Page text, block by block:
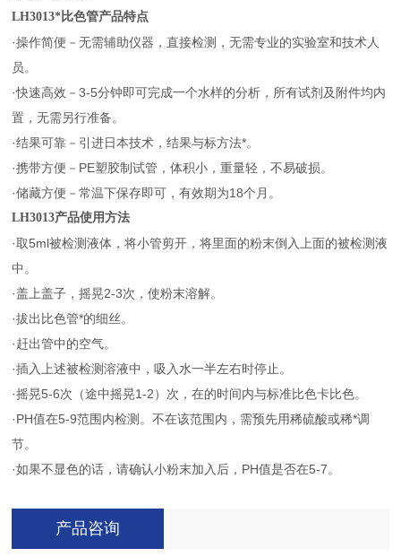
LH3013*比色管产品特点
·操作简便－无需辅助仪器，直接检测，无需专业的实验室和技术人
员。
·快速高效－3-5分钟即可完成一个水样的分析，所有试剂及附件均内
置，无需另行准备。
·结果可靠－引进日本技术，结果与标方法*。
·携带方便－PE塑胶制试管，体积小，重量轻，不易破损。
·储藏方便－常温下保存即可，有效期为18个月。
LH3013产品使用方法
·取5ml被检测液体，将小管剪开，将里面的粉末倒入上面的被检测液
中。
·盖上盖子，摇晃2-3次，使粉末溶解。
·拔出比色管*的细丝。
·赶出管中的空气。
·插入上述被检测溶液中，吸入水一半左右时停止。
·摇晃5-6次（途中摇晃1-2）次，在的时间内与标准比色卡比色。
·PH值在5-9范围内检测。不在该范围内，需预先用稀硫酸或稀*调
节。
·如果不显色的话，请确认小粉末加入后，PH值是否在5-7。
产品咨询